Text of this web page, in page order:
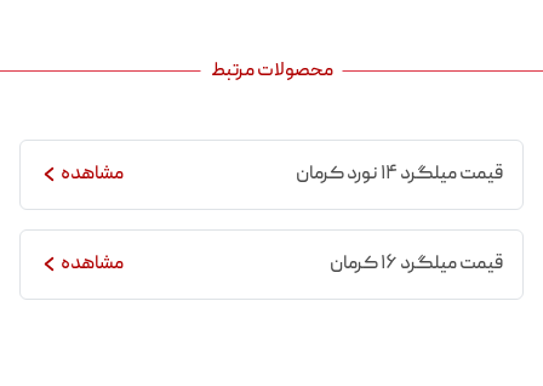
به مشتریان در سراسر کشور عرضه می کنیم. برای استعلام
تماس باشید.
تماس با مدیران آهن زاینده رود
محصولات مرتبط
قیمت میلگرد ۱۴ نورد کرمان مشاهده
قیمت میلگرد ۱۶ کرمان مشاهده